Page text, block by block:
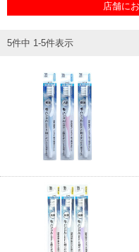
食の安全・安心への取組み
プリペイドカード・金券
ニンテンドー・ダウンロー
マルチコピー機でできるこ
プリント
スキャン
便利なサービス
切手・はがき・印紙
セブン銀行ATM
チケットサービス
セブンチケット
チケットぴあ
セブン‐イレブンでお受取り
タワーレコード
停電時のサービス停止のお
ニュースリリース
ごあいさつ
企業理念
会社概要
貸借対照表・損益計算書
サステナビリティ
サステナビリティトップ
セブン＆アイ・ホールディ
サステナビリティ活動基本
サステナビリティ推進体制
加盟店オーナー募集
アルバイト情報
店舗検索
店舗に
5件中 1-5件表示